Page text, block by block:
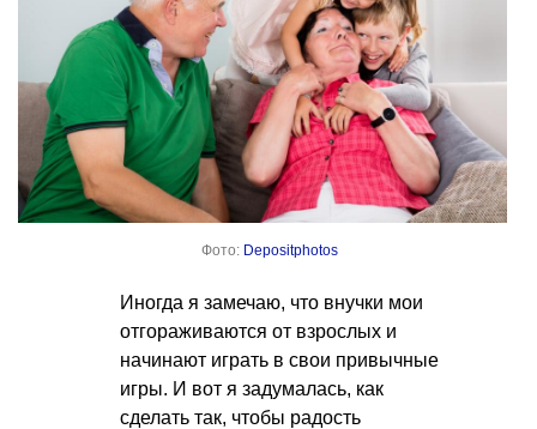
Фото: Depositphotos
Иногда я замечаю, что внучки мои
отгораживаются от взрослых и
начинают играть в свои привычные
игры. И вот я задумалась, как
сделать так, чтобы радость